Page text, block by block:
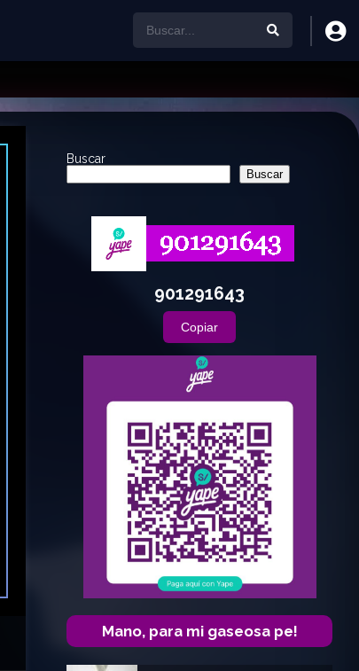
Buscar
Buscar
901291643
Copiar
Mano, para mi gaseosa pe!